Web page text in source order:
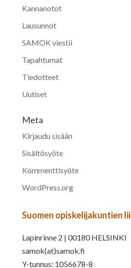
Kannanotot
Lausunnot
SAMOK viestii
Tapahtumat
Tiedotteet
Uutiset
Meta
Kirjaudu sisään
Sisältösyöte
Kommenttisyöte
WordPress.org
Suomen opiskelijakuntien
Lapinrinne 2 | 00180 HELSINKI
samok(at)samok.fi
Y-tunnus: 1056678-8